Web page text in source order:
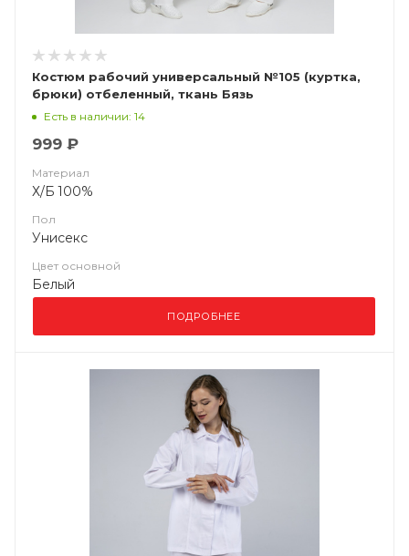
Костюм рабочий универсальный №105 (куртка,
брюки) отбеленный, ткань Бязь
Есть в наличии: 14
999 ₽
Материал
Х/Б 100%
Пол
Унисекс
Цвет основной
Белый
ПОДРОБНЕЕ